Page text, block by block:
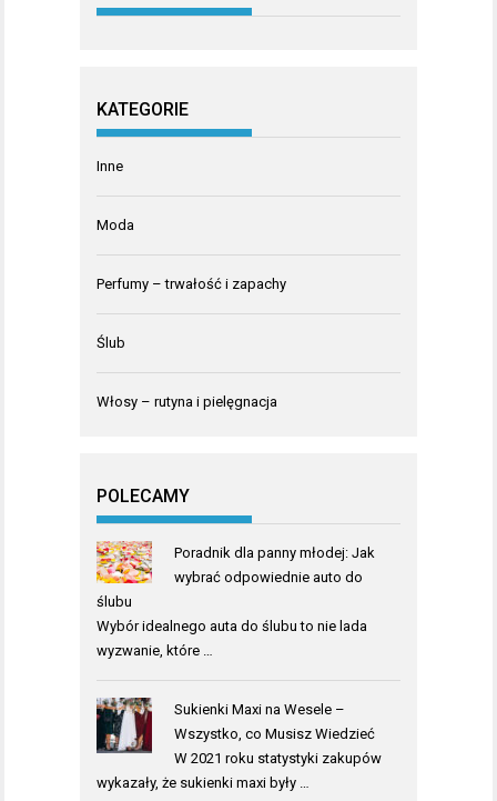
KATEGORIE
Inne
Moda
Perfumy – trwałość i zapachy
Ślub
Włosy – rutyna i pielęgnacja
POLECAMY
Poradnik dla panny młodej: Jak
wybrać odpowiednie auto do
ślubu
Wybór idealnego auta do ślubu to nie lada
wyzwanie, które …
Sukienki Maxi na Wesele –
Wszystko, co Musisz Wiedzieć
W 2021 roku statystyki zakupów
wykazały, że sukienki maxi były …